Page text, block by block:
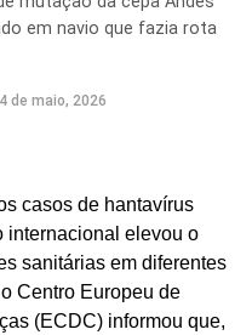
em navio que fazia rota
de maio, 2026
casos de hantavírus
internacional elevou o
sanitárias em diferentes
Centro Europeu de
(ECDC) informou que,